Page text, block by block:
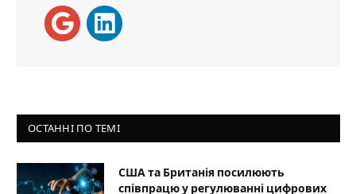
ОСТАННІ ПО ТЕМІ
США та Британія посилюють
співпрацю у регулюванні цифрових